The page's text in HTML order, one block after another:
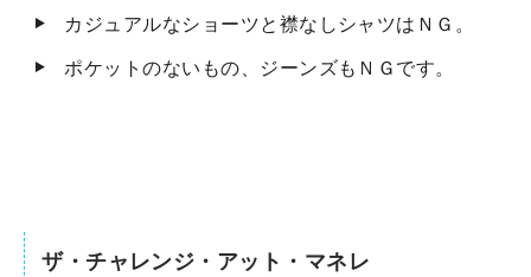
カジュアルなショーツと襟なしシャツはＮＧ。
ポケットのないもの、ジーンズもＮＧです。
ザ・チャレンジ・アット・マネレ